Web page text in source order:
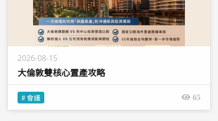
2026-08-15
大倫敦雙核心置產攻略
# 會議 65